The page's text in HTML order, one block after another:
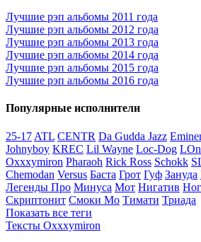
Лучшие рэп альбомы 2011 года
Лучшие рэп альбомы 2012 года
Лучшие рэп альбомы 2013 года
Лучшие рэп альбомы 2014 года
Лучшие рэп альбомы 2015 года
Лучшие рэп альбомы 2016 года
Популярные исполнители
25-17 ATL CENTR Da Gudda Jazz
Johnyboy KREC Lil Wayne Loc-Dog
Oxxxymiron Pharaoh Rick Ross Schokk
Chemodan Versus Баста Грот Гуф Зануда
Легенды Про Минуса Мот Нигатив
Скриптонит Смоки Мо Тимати Триада
Показать все теги
Тексты Oxxxymiron